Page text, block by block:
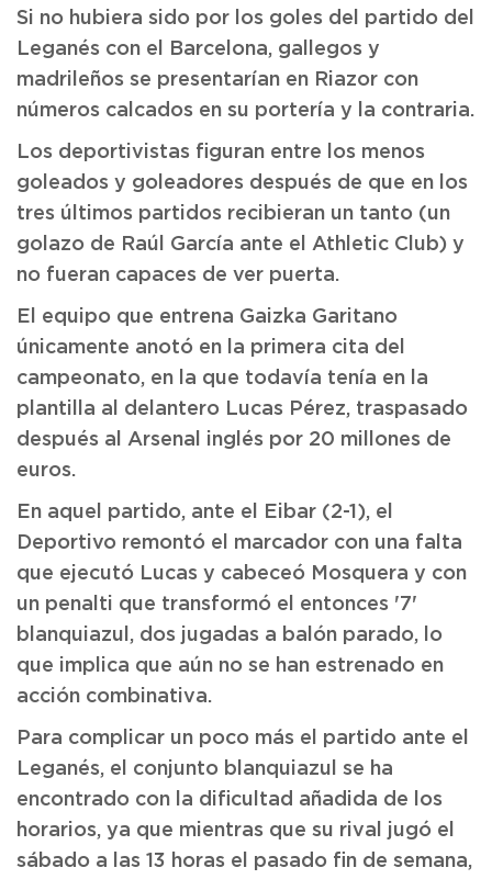
Si no hubiera sido por los goles del partido del
Leganés con el Barcelona, gallegos y
madrileños se presentarían en Riazor con
números calcados en su portería y la contraria.
Los deportivistas figuran entre los menos
goleados y goleadores después de que en los
tres últimos partidos recibieran un tanto (un
golazo de Raúl García ante el Athletic Club) y
no fueran capaces de ver puerta.
El equipo que entrena Gaizka Garitano
únicamente anotó en la primera cita del
campeonato, en la que todavía tenía en la
plantilla al delantero Lucas Pérez, traspasado
después al Arsenal inglés por 20 millones de
euros.
En aquel partido, ante el Eibar (2-1), el
Deportivo remontó el marcador con una falta
que ejecutó Lucas y cabeceó Mosquera y con
un penalti que transformó el entonces '7'
blanquiazul, dos jugadas a balón parado, lo
que implica que aún no se han estrenado en
acción combinativa.
Para complicar un poco más el partido ante el
Leganés, el conjunto blanquiazul se ha
encontrado con la dificultad añadida de los
horarios, ya que mientras que su rival jugó el
sábado a las 13 horas el pasado fin de semana,